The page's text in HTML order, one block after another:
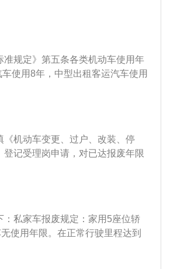
正常行驶里程达到了60万公里
废与强制报废的区别：引导报废
求，则可以不报废。强制报废是
点：强制报废的标准有4点：达到
技术国家标准对在用车有关要
排放污染物或者噪声仍不符合国
规定》第五条各类机动车使用年
使用8年，中型出租客运汽车使用
车使用15年。2.教练载客汽车小
4.营运载客汽车其他小、微型营
用15年。5.全挂车、半挂车全挂
，其他半挂车使用15年。
机动车变更、过户、改装、停
记受理岗申请，对已达报废年限
年限的机动车，经机动车查验岗
收企业经查验《通知书》后将车
的缸体应打破，车架（底盘）要
术鉴定表》和《报废汽车回收证
字，回收牌证，按规定上报审
私家车报废规定：家用5座位轿
使用年限。在正常行驶里程达到
，小、微型非营运载客汽车、大